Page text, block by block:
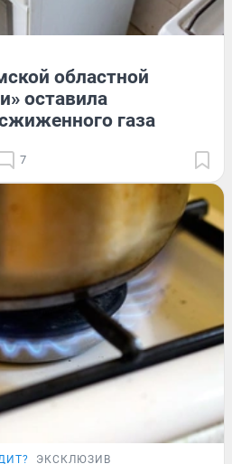
областной
оставила
газа
7
ЭКСКЛЮЗИВ